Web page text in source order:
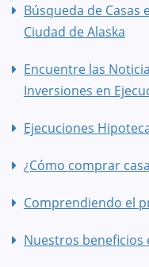
Búsqueda de Casas
Ciudad de Alaska
Encuentre las
Inversiones en
Ejecuciones
¿Cómo comprar
Comprendiendo el
Nuestros beneficios